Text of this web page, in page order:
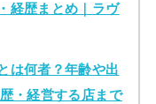
経歴まとめ｜ラヴ
は何者？年齢や出
・経営する店まで